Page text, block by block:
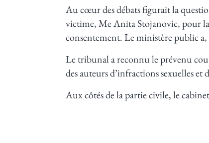
Au cœur des débats figurait la
victime, Me Anita Stojanovic, pour la
consentement. Le ministère public
Le tribunal a reconnu le prévenu
des auteurs d’infractions sexuelles
Aux côtés de la partie civile, le